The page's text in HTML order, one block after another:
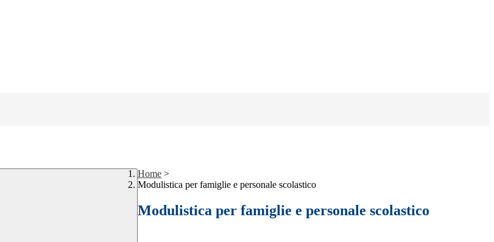
Home >
Modulistica per famiglie e personale scolastico
Modulistica per famiglie e personale scolastico